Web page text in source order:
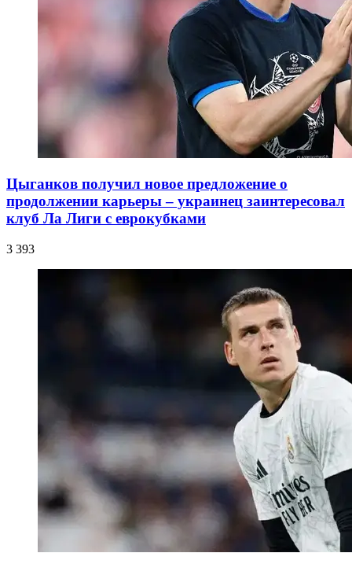
Цыганков получил новое предложение о
продолжении карьеры – украинец заинтересовал
клуб Ла Лиги с еврокубками
3 393